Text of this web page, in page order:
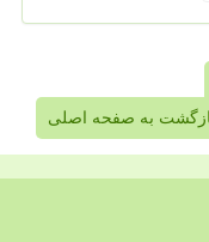
به صفحه اصلی